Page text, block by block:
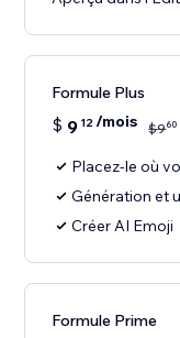
Formule Plus
$ 9 12/mois $960
Placez-le où
Génération et
Créer AI Emoji
Formule Prime